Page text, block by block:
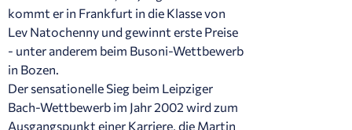
kommt er in Frankfurt in die Klasse von
Lev Natochenny und gewinnt erste Preise
- unter anderem beim Busoni-Wettbewerb
in Bozen.
Der sensationelle Sieg beim Leipziger
Bach-Wettbewerb im Jahr 2002 wird zum
Ausgangspunkt einer Karriere, die Martin